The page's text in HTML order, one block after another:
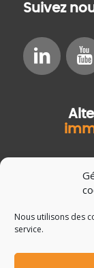
Nous utilisons des
service.
Suivez